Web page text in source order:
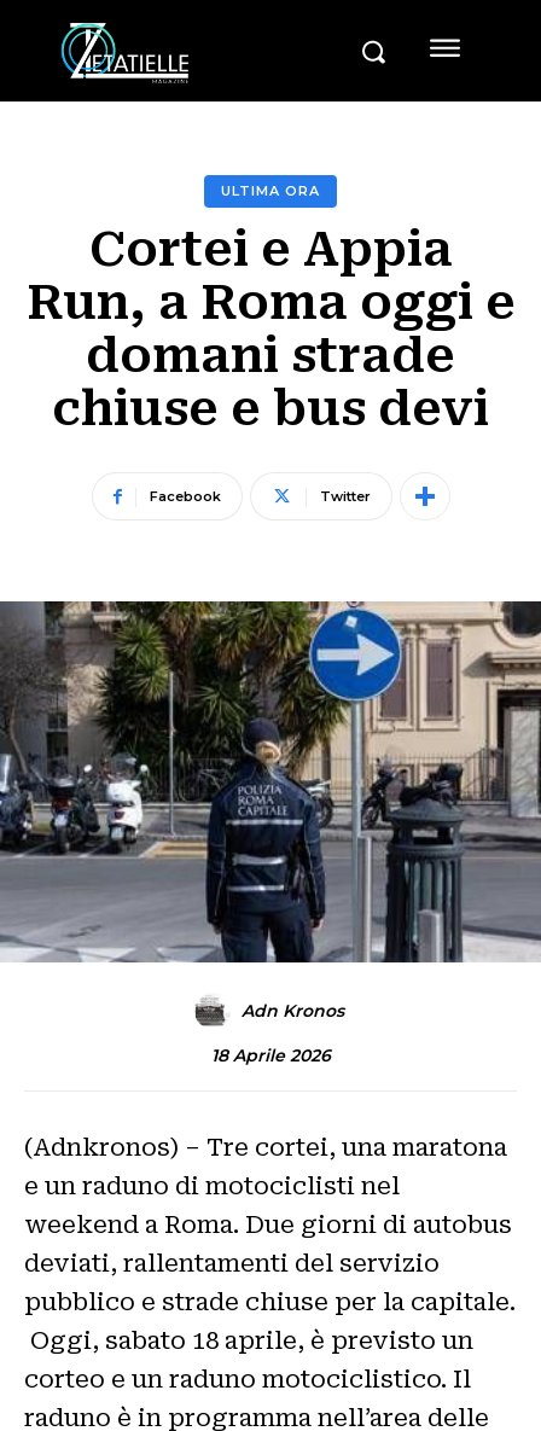
ULTIMA ORA
Cortei e Appia
Run, a Roma oggi e
domani strade
chiuse e bus devi
Facebook Twitter
Adn Kronos
18 Aprile 2026
(Adnkronos) – Tre cortei, una maratona
e un raduno di motociclisti nel
weekend a Roma. Due giorni di autobus
deviati, rallentamenti del servizio
pubblico e strade chiuse per la capitale.
Oggi, sabato 18 aprile, è previsto un
corteo e un raduno motociclistico. Il
raduno è in programma nell’area delle